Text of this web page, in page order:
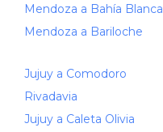
Mendoza a Bahía Blanca
Mendoza a Bariloche
Jujuy a Comodoro
Rivadavia
Jujuy a Caleta Olivia